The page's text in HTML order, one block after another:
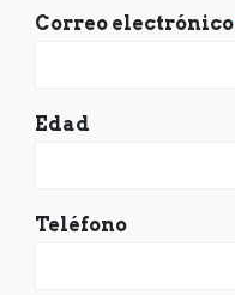
Correo electrónico
Edad
Teléfono